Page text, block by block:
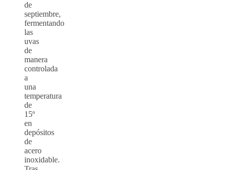
de
septiembre,
fermentando
las
uvas
de
manera
controlada
a
una
temperatura
de
15º
en
depósitos
de
acero
inoxidable.